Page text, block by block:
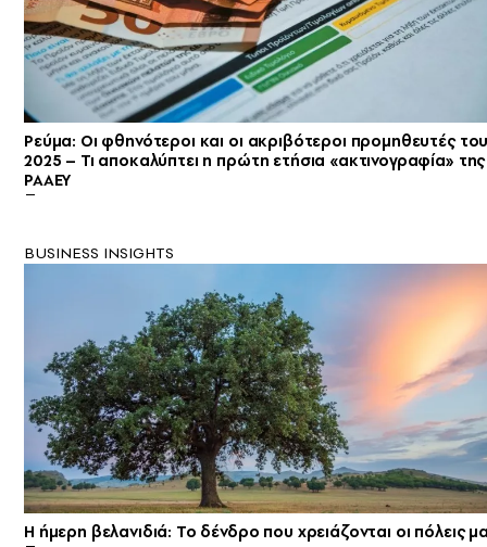
Ρεύμα: Οι φθηνότεροι και οι ακριβότεροι προμηθευτές
2025 – Τι αποκαλύπτει η πρώτη ετήσια «ακτινογραφία» της
ΡΑΑΕΥ
BUSINESS INSIGHTS
Η ήμερη βελανιδιά: Το δένδρο που χρειάζονται οι πόλεις